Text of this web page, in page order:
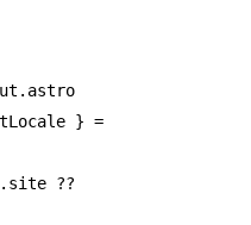
} =
.site ??